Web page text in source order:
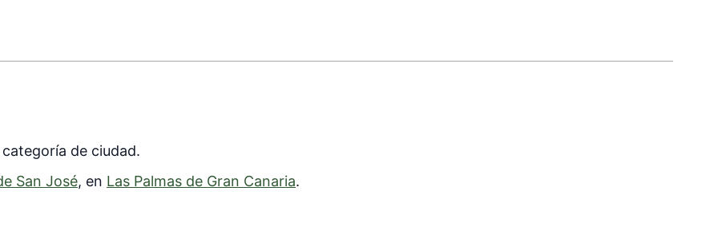
de ciudad.
San José, en Las Palmas de Gran Canaria.